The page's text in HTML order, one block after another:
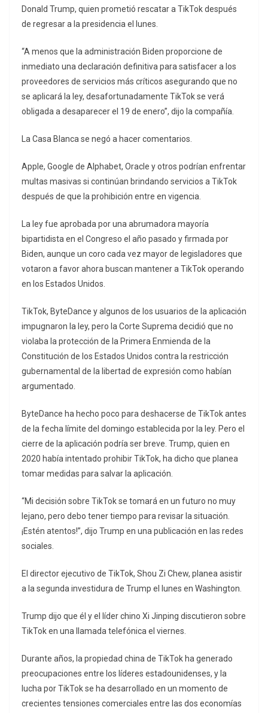
Donald Trump, quien prometió rescatar a TikTok después
de regresar a la presidencia el lunes.
“A menos que la administración Biden proporcione de
inmediato una declaración definitiva para satisfacer a los
proveedores de servicios más críticos asegurando que no
se aplicará la ley, desafortunadamente TikTok se verá
obligada a desaparecer el 19 de enero”, dijo la compañía.
La Casa Blanca se negó a hacer comentarios.
Apple, Google de Alphabet, Oracle y otros podrían enfrentar
multas masivas si continúan brindando servicios a TikTok
después de que la prohibición entre en vigencia.
La ley fue aprobada por una abrumadora mayoría
bipartidista en el Congreso el año pasado y firmada por
Biden, aunque un coro cada vez mayor de legisladores que
votaron a favor ahora buscan mantener a TikTok operando
en los Estados Unidos.
TikTok, ByteDance y algunos de los usuarios de la aplicación
impugnaron la ley, pero la Corte Suprema decidió que no
violaba la protección de la Primera Enmienda de la
Constitución de los Estados Unidos contra la restricción
gubernamental de la libertad de expresión como habían
argumentado.
ByteDance ha hecho poco para deshacerse de TikTok antes
de la fecha límite del domingo establecida por la ley. Pero el
cierre de la aplicación podría ser breve. Trump, quien en
2020 había intentado prohibir TikTok, ha dicho que planea
tomar medidas para salvar la aplicación.
“Mi decisión sobre TikTok se tomará en un futuro no muy
lejano, pero debo tener tiempo para revisar la situación.
¡Estén atentos!”, dijo Trump en una publicación en las redes
sociales.
El director ejecutivo de TikTok, Shou Zi Chew, planea asistir
a la segunda investidura de Trump el lunes en Washington.
Trump dijo que él y el líder chino Xi Jinping discutieron sobre
TikTok en una llamada telefónica el viernes.
Durante años, la propiedad china de TikTok ha generado
preocupaciones entre los líderes estadounidenses, y la
lucha por TikTok se ha desarrollado en un momento de
crecientes tensiones comerciales entre las dos economías